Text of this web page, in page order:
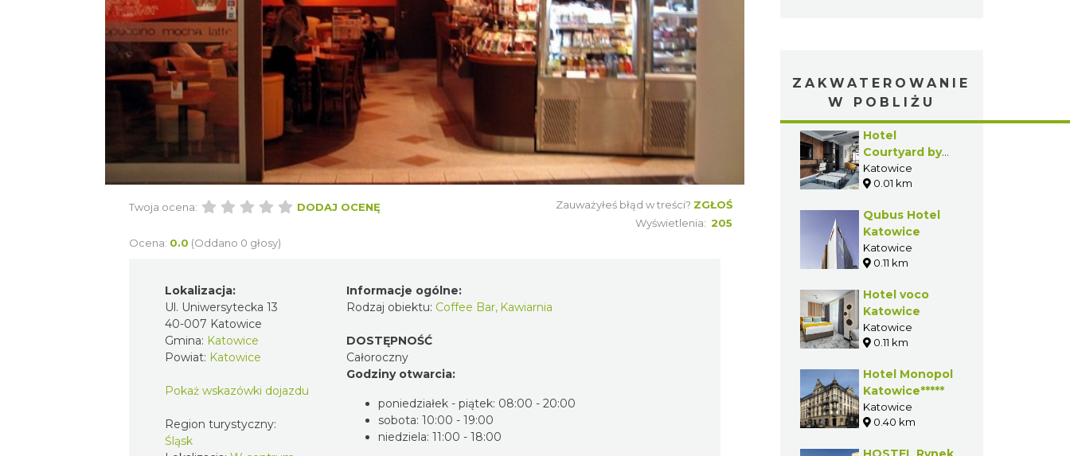
Twoja ocena: DODAJ OCENĘ
Ocena: 0.0 (Oddano 0 głosy)
Zauważyłeś błąd w treści? ZGŁOŚ
Wyświetlenia: 205
Lokalizacja:
Ul. Uniwersytecka 13
40-007 Katowice
Gmina: Katowice
Powiat: Katowice
Pokaż wskazówki dojazdu
Region turystyczny:
Śląsk
Informacje ogólne:
Rodzaj obiektu: Coffee Bar, Kawiarnia
DOSTĘPNOŚĆ
Całoroczny
Godziny otwarcia:
poniedziałek - piątek: 08:00 - 20:00
sobota: 10:00 - 19:00
niedziela: 11:00 - 18:00
ZAKWATEROWANIE
W POBLIŻU
Hotel
Courtyard by
Marriott
Katowice City
Katowice
0.01 km
Qubus Hotel
Katowice
Katowice
0.11 km
Hotel voco
Katowice
Katowice
0.11 km
Hotel Monopol
Katowice*****
Katowice
0.40 km